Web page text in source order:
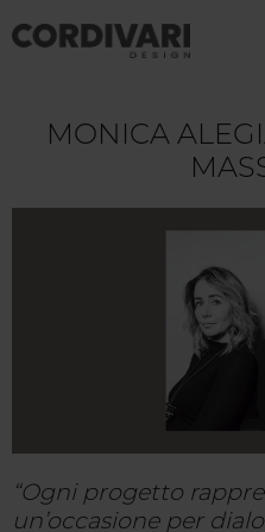
MONICA
“Ogni progetto
un’occasione per